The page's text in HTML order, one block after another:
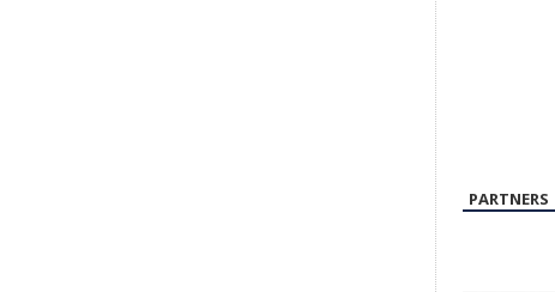
PARTNERS